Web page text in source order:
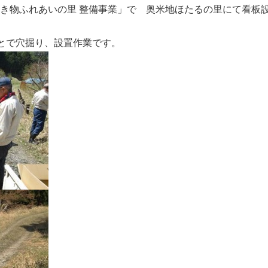
ふれあいの里 整備事業」で 奥米地ほたるの里にて看板
穴掘り、設置作業です。